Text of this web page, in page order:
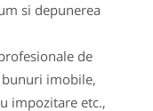
si depunerea
de
imobile,
impozitare etc.,